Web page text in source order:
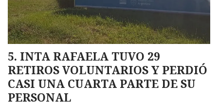
INTA RAFAELA TUVO 29
RETIROS VOLUNTARIOS Y PERDIÓ
CASI UNA CUARTA PARTE DE SU
PERSONAL